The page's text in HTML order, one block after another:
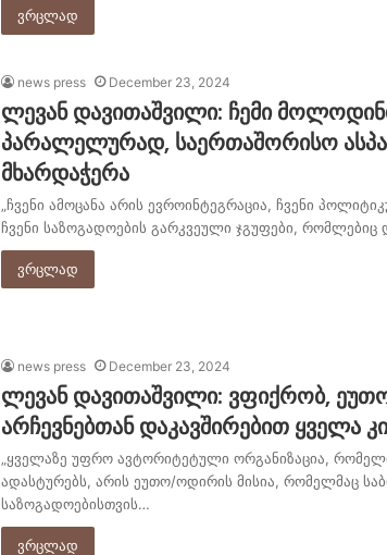
ვრცლად
news press December 23, 2024
ლევან დავითაშვილი: ჩემი
პარალელურად, საერთაშორისო
მხარდაჭერა
„ჩვენი ამოცანა არის ევროინტეგრაცია, ჩვენი
ჩვენი საზოგადოების გარკვეული ჯგუფები,
ვრცლად
news press December 23, 2024
ლევან დავითაშვილი: ვფიქრობ,
არჩევნებთან დაკავშირებით ყველა
„ყველაზე უფრო ავტორიტეტული ორგანიზაცია,
ადასტურებს, არის ეუთო/ოდირის მისია, რომელმაც
საზოგადოებისთვის…
ვრცლად